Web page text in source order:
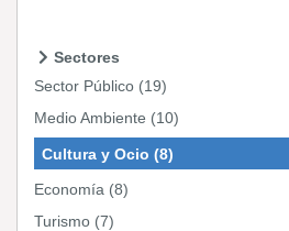
Sectores
Sector Público (19)
Medio Ambiente (10)
Cultura y Ocio (8)
Economía (8)
Turismo (7)